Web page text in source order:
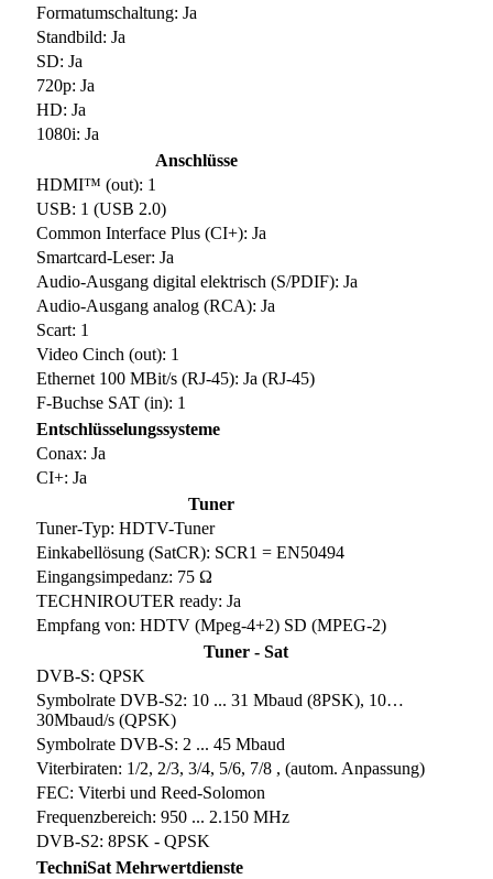
Formatumschaltung: Ja
Standbild: Ja
SD: Ja
720p: Ja
HD: Ja
1080i: Ja
Anschlüsse
HDMI™ (out): 1
USB: 1 (USB 2.0)
Common Interface Plus (CI+): Ja
Smartcard-Leser: Ja
Audio-Ausgang digital elektrisch (S/PDIF): Ja
Audio-Ausgang analog (RCA): Ja
Scart: 1
Video Cinch (out): 1
Ethernet 100 MBit/s (RJ-45): Ja (RJ-45)
F-Buchse SAT (in): 1
Entschlüsselungssysteme
Conax: Ja
CI+: Ja
Tuner
Tuner-Typ: HDTV-Tuner
Einkabellösung (SatCR): SCR1 = EN50494
Eingangsimpedanz: 75 Ω
TECHNIROUTER ready: Ja
Empfang von: HDTV (Mpeg-4+2) SD (MPEG-2)
Tuner - Sat
DVB-S: QPSK
Symbolrate DVB-S2: 10 ... 31 Mbaud (8PSK), 10…
30Mbaud/s (QPSK)
Symbolrate DVB-S: 2 ... 45 Mbaud
Viterbiraten: 1/2, 2/3, 3/4, 5/6, 7/8 , (autom. Anpassung)
FEC: Viterbi und Reed-Solomon
Frequenzbereich: 950 ... 2.150 MHz
DVB-S2: 8PSK - QPSK
TechniSat Mehrwertdienste